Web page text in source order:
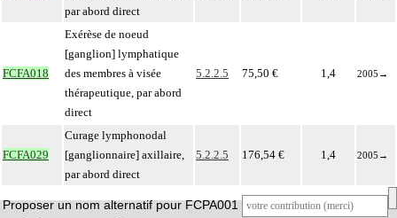
par abord direct
FCFA018
Exérèse de noeud
[ganglion] lymphatique
des membres à visée
thérapeutique, par abord
direct
5.2.2.5 75,50 € 1,4 2005 →
FCFA029
Curage lymphonodal
[ganglionnaire] axillaire,
par abord direct
5.2.2.5 176,54 € 1,4 2005 →
Proposer un nom alternatif pour FCPA001